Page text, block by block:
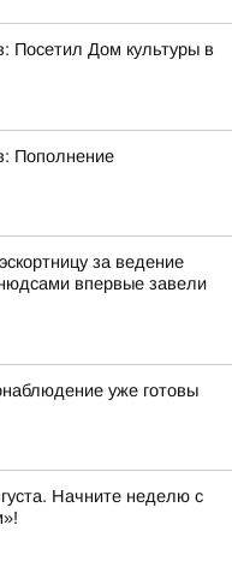
Посетил Дом культуры в
Пополнение
за ведение
впервые завели
уже готовы
Начните неделю с